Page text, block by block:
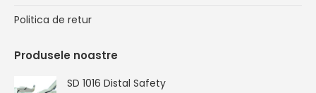
Politica de retur
Produsele noastre
SD 1016 Distal Safety